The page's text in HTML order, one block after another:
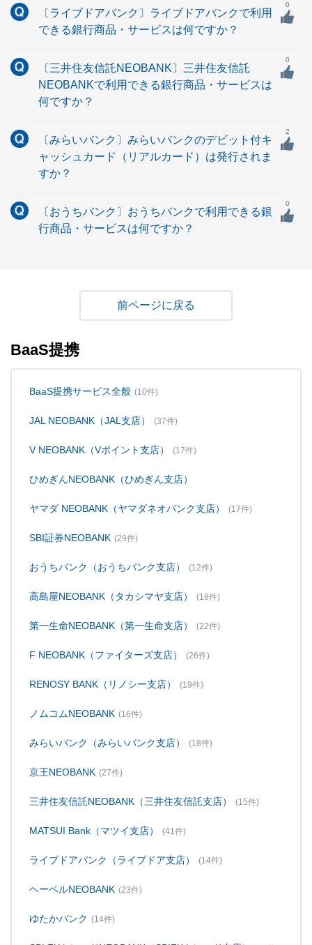
〔ライブドアバンク〕ライブドアバンクで利用
できる銀行商品・サービスは何ですか？
0
〔三井住友信託NEOBANK〕三井住友信託
NEOBANKで利用できる銀行商品・サービスは
何ですか？
0
〔みらいバンク〕みらいバンクのデビット付キ
ャッシュカード（リアルカード）は発行されま
すか？
2
〔おうちバンク〕おうちバンクで利用できる銀
行商品・サービスは何ですか？
0
戻る
BaaS提携
BaaS提携サービス全般 (10件)
JAL NEOBANK（JAL支店） (37件)
V NEOBANK（Vポイント支店） (17件)
ひめぎんNEOBANK（ひめぎん支店）
ヤマダ NEOBANK（ヤマダネオバンク支店） (17件)
SBI証券NEOBANK (29件)
おうちバンク（おうちバンク支店） (12件)
高島屋NEOBANK（タカシマヤ支店） (18件)
第一生命NEOBANK（第一生命支店） (22件)
F NEOBANK（ファイターズ支店） (26件)
RENOSY BANK（リノシー支店） (19件)
ノムコムNEOBANK (16件)
みらいバンク（みらいバンク支店） (18件)
京王NEOBANK (27件)
三井住友信託NEOBANK（三井住友信託支店） (15件)
MATSUI Bank（マツイ支店） (41件)
ライブドアバンク（ライブドア支店） (14件)
ヘーベルNEOBANK (23件)
ゆたかバンク (14件)